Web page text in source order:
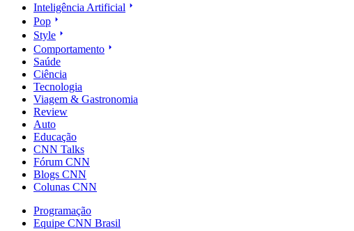
Inteligência Artificial
Pop
Style
Comportamento
Saúde
Ciência
Tecnologia
Viagem & Gastronomia
Review
Auto
Educação
CNN Talks
Fórum CNN
Blogs CNN
Colunas CNN
Programação
Equipe CNN Brasil